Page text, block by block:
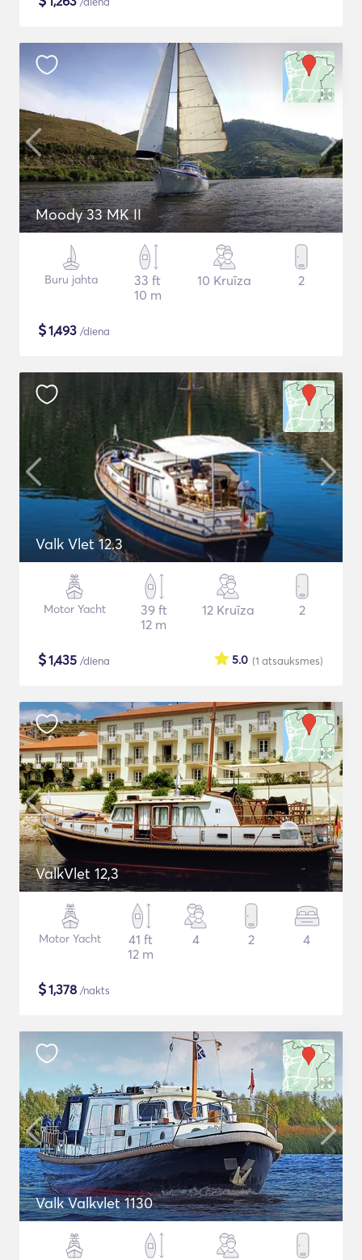
Moody 33 MK II
Buru jahta
33 ft
10 m
10 Kruīza 2
$1,493 /diena
Valk Vlet 12.3
Motor Yacht
39 ft
12 m
12 Kruīza 2
$1,435 /diena (1 atsauksmes)
5.0
ValkVlet 12,3
Motor Yacht
41 ft
12 m
4 2 4
$1,378 /nakts
Valk Valkvlet 1130